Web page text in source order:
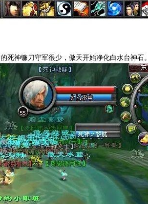
死神镰刀守军很少，傲天开始净化白水台神石。